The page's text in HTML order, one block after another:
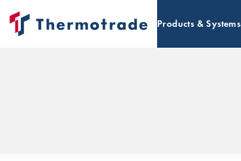
Products & Systems